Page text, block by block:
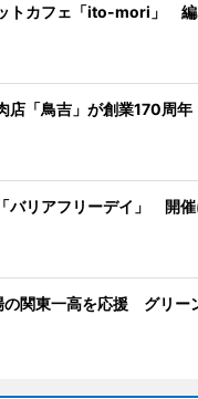
トカフェ「ito-mori」 編
店「鳥吉」が創業170周
バリアフリーデイ」 開
の関東一高を応援 グリー